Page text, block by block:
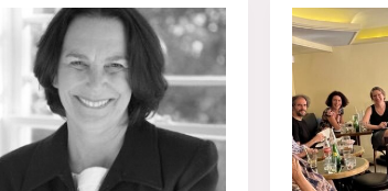
–